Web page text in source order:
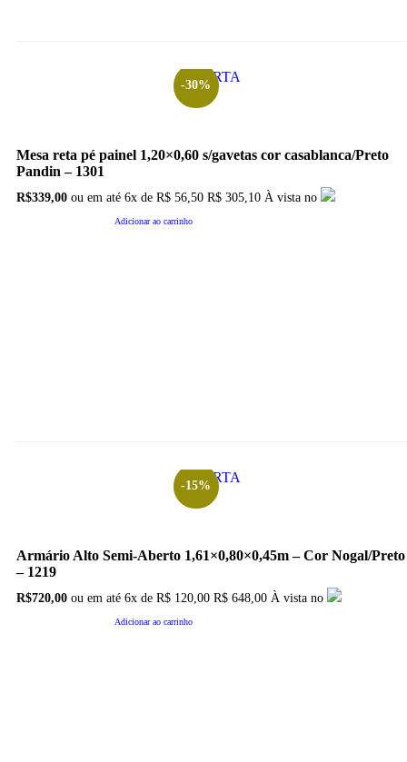
-30%
OFERTA
Mesa reta pé painel 1,20×0,60 s/gavetas cor casablanca/Preto
Pandin – 1301
O
R$339,00Oou em até 6x de R$ 56,50 R$ 305,10 À vista no
Adicionar ao carrinho
-15%
OFERTA
Armário Alto Semi-Aberto 1,61×0,80×0,45m – Cor Nogal/Preto
– 1219
O
R$720,00Oou em até 6x de R$ 120,00 R$ 648,00 À vista no
Adicionar ao carrinho